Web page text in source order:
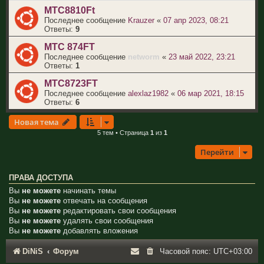
МТС8810Ft
Последнее сообщение Krauzer « 07 апр 2023, 08:21
Ответы: 9
МТС 874FT
Последнее сообщение networm « 23 май 2022, 23:21
Ответы: 1
МТС8723FT
Последнее сообщение alexlaz1982 « 06 мар 2021, 18:15
Ответы: 6
Новая тема
5 тем • Страница 1 из 1
Перейти
ПРАВА ДОСТУПА
Вы не можете начинать темы
Вы не можете отвечать на сообщения
Вы не можете редактировать свои сообщения
Вы не можете удалять свои сообщения
Вы не можете добавлять вложения
DiNiS Форум Часовой пояс: UTC+03:00